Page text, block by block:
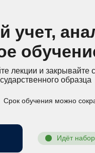
учет,
лекции и закрывайте
образца
Срок обучения можно
Идёт